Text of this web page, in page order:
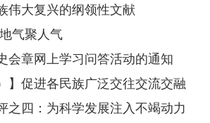
伟大复兴的纲领性文献
气聚人气
会章网上学习问答活动的通知
】促进各民族广泛交往交流交融
之四：为科学发展注入不竭动力